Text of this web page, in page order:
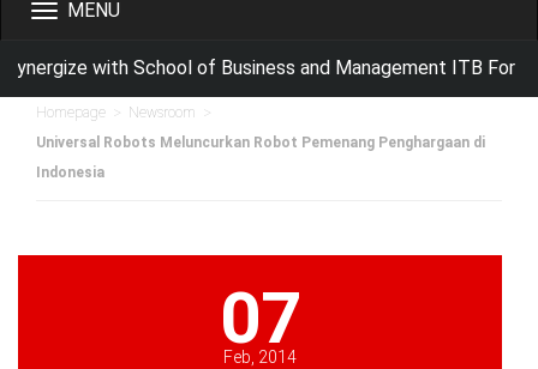
Toggle
with School of Business and Management ITB For
Homepage Newsroom
Universal Robots Meluncurkan Robot Pemenang Penghargaan di
Indonesia
07
Feb, 2014